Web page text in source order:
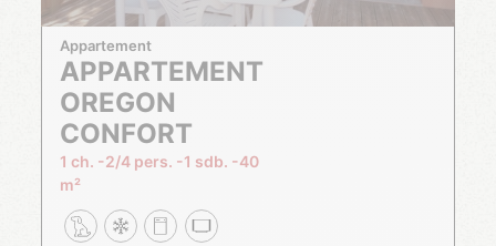
Appartement
APPARTEMENT
OREGON
CONFORT
1 ch. 2/4 pers. 1 sdb.
40
m²